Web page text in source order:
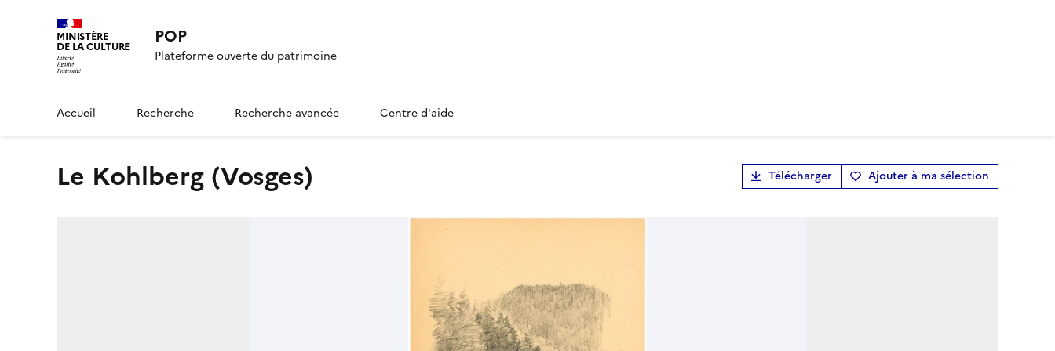
MINISTÈRE
DE LA CULTURE POP
Plateforme ouverte du patrimoine
Accueil Recherche Recherche avancée Centre d'aide
Le Kohlberg (Vosges) Télécharger Ajouter à ma sélection